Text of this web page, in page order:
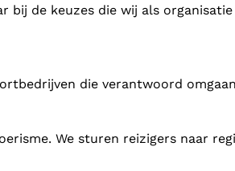
bij de keuzes die wij als
die verantwoord
We sturen reizigers naar